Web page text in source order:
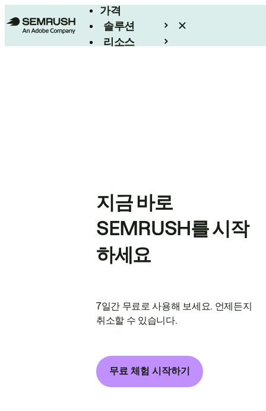
가격
솔루션
리소스
지금 바로
SEMRUSH를 시작
하세요
7일간 무료로 사용해 보세요. 언제든지
취소할 수 있습니다.
무료 체험 시작하기